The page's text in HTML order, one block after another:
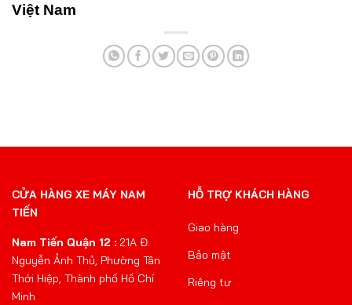
Việt Nam
CỬA HÀNG XE MÁY NAM
TIẾN
Nam Tiến Quận 12 : 21A Đ.
Nguyễn Ảnh Thủ, Phường Tân
Thới Hiệp, Thành phố Hồ Chí
Minh
HỖ TRỢ KHÁCH HÀNG
Giao hàng
Bảo mật
Riêng tư